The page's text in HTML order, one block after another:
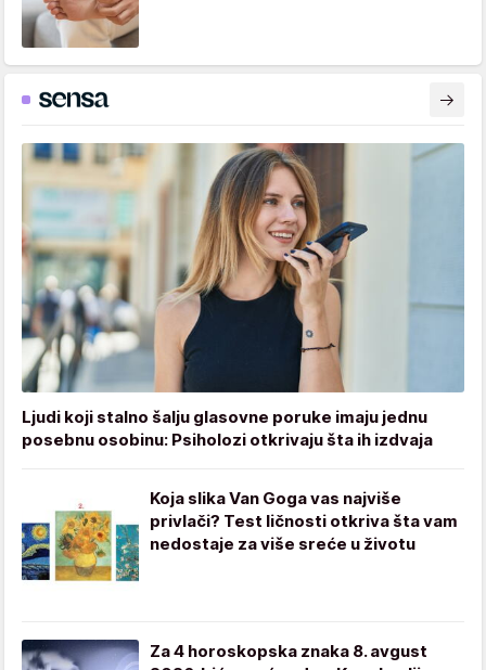
Ljudi koji stalno šalju glasovne poruke imaju jednu
posebnu osobinu: Psiholozi otkrivaju šta ih izdvaja
Koja slika Van Goga vas najviše
privlači? Test ličnosti otkriva šta vam
nedostaje za više sreće u životu
Za 4 horoskopska znaka 8. avgust